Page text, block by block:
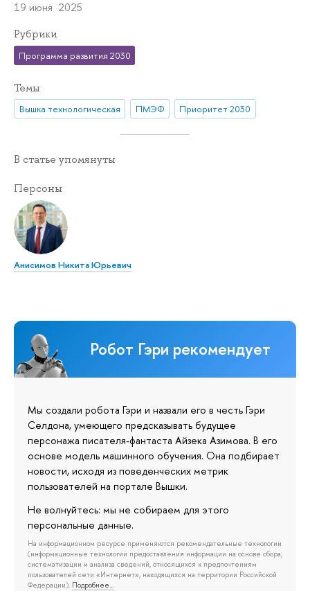
19 июня 2025
Рубрики
Программа развития 2030
Темы
Вышка технологическая ПМЭФ Приоритет 2030
В статье упомянуты
Персоны
Анисимов Никита Юрьевич
Робот Гэри рекомендует
Мы создали робота Гэри и назвали его в честь Гэри
Селдона, умеющего предсказывать будущее
персонажа писателя-фантаста Айзека Азимова. В его
основе модель машинного обучения. Она подбирает
новости, исходя из поведенческих метрик
пользователей на портале Вышки.
Не волнуйтесь: мы не собираем для этого
персональные данные.
На информационном ресурсе применяются рекомендательные технологии
(информационные технологии предоставления информации на основе сбора,
систематизации и анализа сведений, относящихся к предпочтениям
пользователей сети «Интернет», находящихся на территории Российской
Федерации). Подробнее…